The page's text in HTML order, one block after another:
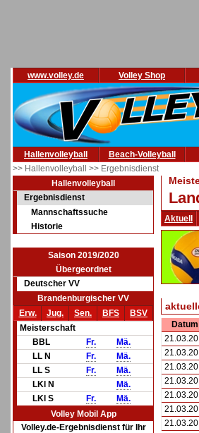
www.volley.de Volley Shop
Hallenvolleyball Beach-Volleyball
>> Hallenvolleyball >> Ergebnisdienst
Hallenvolleyball
Ergebnisdienst
Mannschaftssuche
Historie
Saison 2019/2020
Übergeordnet
Deutscher VV
Brandenburgischer VV
Erw.
Jug. Sen. BFS
BSV
Meisterschaft
BBL
Fr.
Mä.
LL N
Fr.
Mä.
LL S
Fr.
Mä.
LKl N
Mä.
LKl S
Fr.
Mä.
Volley Mobil App
Volley.de-Ergebnisdienst für Ihr
Aktuell
Datum
21.03.20
21.03.20
21.03.20
21.03.20
21.03.20
21.03.20
21.03.20